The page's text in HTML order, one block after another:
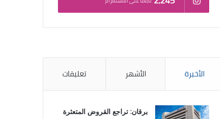
الأخيرة الأشهر تعليقات
برقان: تراجع القروض المتعثرة